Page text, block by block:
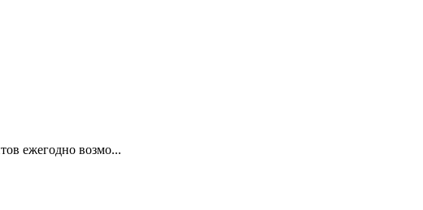
ежегодно возмо...